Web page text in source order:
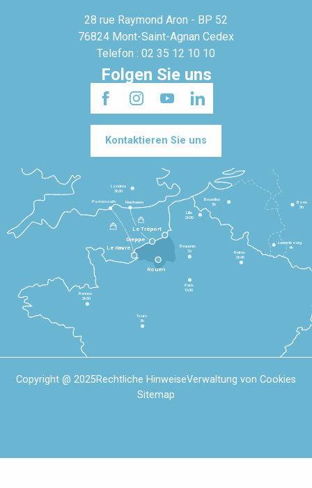
28 rue Raymond Aron - BP 52
76824 Mont-Saint-Agnan Cedex
Telefon : 02 35 12 10 10
Folgen Sie uns
Kontaktieren Sie uns
Le Havre
Dieppe
Le Tréport
Rennes
2h30
Tours
3h
Paris
1h30
Beauvais
1h
Reims
2h45
Lille
2h30
Bruxelles
3h
Londres
3h30
Newhaven
Portsmouth
Bonn
5h
Luxembourg
4h
Rouen
Copyright @ 2025Rechtliche HinweiseVerwaltung von Cookies
Sitemap